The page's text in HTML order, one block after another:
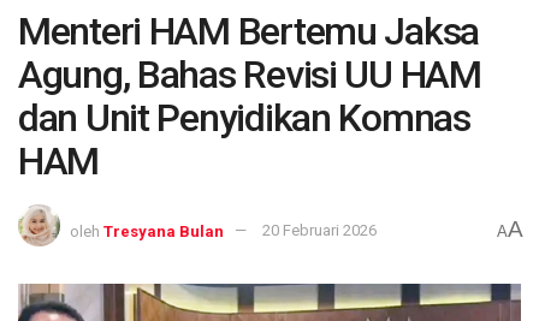
Menteri HAM Bertemu Jaksa
Agung, Bahas Revisi UU HAM
dan Unit Penyidikan Komnas
HAM
oleh Tresyana Bulan 20 Februari 2026 AA